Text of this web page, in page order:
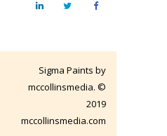
Sigma Paints by
mccollinsmedia. ©
2019
mccollinsmedia.com